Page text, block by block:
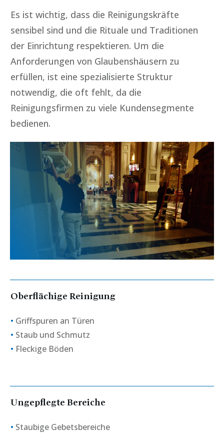
Es ist wichtig, dass die Reinigungskräfte
sensibel sind und die Rituale und Traditionen
der Einrichtung respektieren. Um die
Anforderungen von Glaubenshäusern zu
erfüllen, ist eine spezialisierte Struktur
notwendig, die oft fehlt, da die
Reinigungsfirmen zu viele Kundensegmente
bedienen.
Oberflächige Reinigung
• Griffspuren an Türen
• Staub und Schmutz
• Fleckige Böden
Ungepflegte Bereiche
• Staubige Gebetsbereiche